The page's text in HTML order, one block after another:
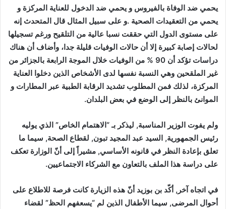
يحمي ضد الوفاة بالفيروس و يحمي ضد الدخول للعناية المركزة و
يحمي من التعقيدات الصحية .و على سبيل المثال قال المتحدث إنه
على مستوى الدول التي حققت نسبا عالية من التلقيح ورغم تسجيلها
لحالات إصابة كبيرة إلا أن حالات الوفيات قليلة جدا، وأضاف أن هناك
دراسات تؤكد أن 90 % من الوفيات خلال الموجة الرابعة بالجزائر من
غير الملقحين وهي النسبة نفسها لدى الأشخاص الذين دخلوا العناية
المركزة، لذلك فمن المطلوب تشديد الرقابة الطبية عبر المطارات و
الموانئ بالنظر إلى الوضع في بعض البلدان.
ولم يفوت الوزير المناسبة, ليذكر بـ “الاهتمام الخاص” الذي يوليه
رئيس الجمهورية, السيد عبد المجيد تبون, لقطاع الصحة, سيما ما
تعلق بإعادة النظر في قانونه الأساسي, مشيراً إلى أنّ الوزارة تعكف
على دراسة هذا الملف بالتعاون مع الشركاء الاجتماعيين.
في اتجاه آخر, أكّد بن بوزيد أنّ هذه الزيارة كانت فرصة للاطلاع على
أحوال المرضى, سيما الأطفال الذين لم “يسعفهم الحظ” لقضاء